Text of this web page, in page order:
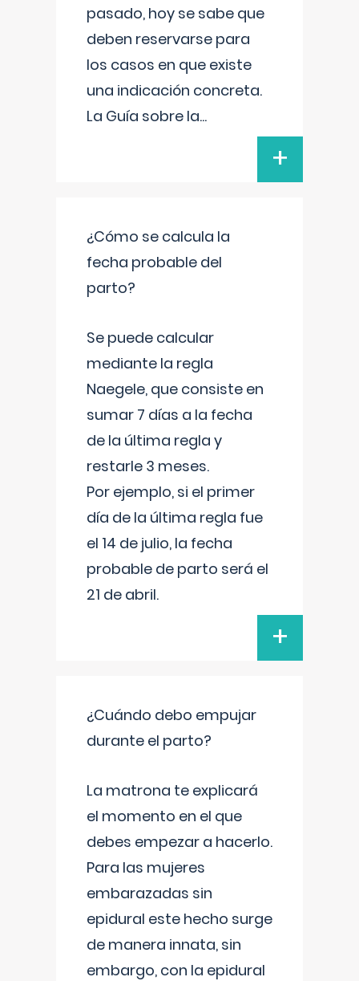
pasado, hoy se sabe que
deben reservarse para
los casos en que existe
una indicación concreta.
La Guía sobre la...
+
¿Cómo se calcula la
fecha probable del
parto?
Se puede calcular
mediante la regla
Naegele, que consiste en
sumar 7 días a la fecha
de la última regla y
restarle 3 meses.
Por ejemplo, si el primer
día de la última regla fue
el 14 de julio, la fecha
probable de parto será el
21 de abril.
+
¿Cuándo debo empujar
durante el parto?
La matrona te explicará
el momento en el que
debes empezar a hacerlo.
Para las mujeres
embarazadas sin
epidural este hecho surge
de manera innata, sin
embargo, con la epidural